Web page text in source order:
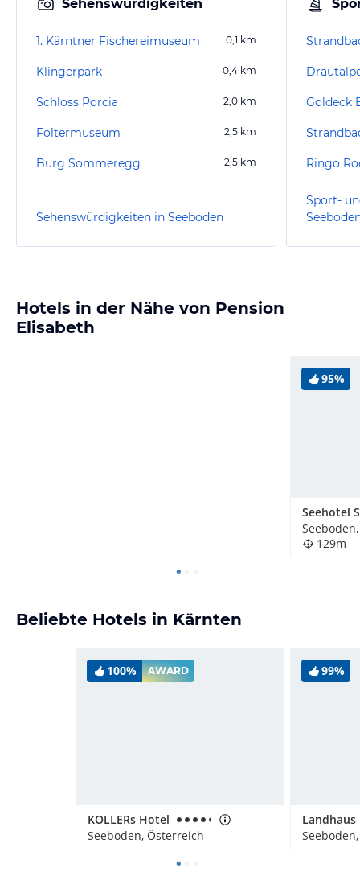
Sehenswürdigkeiten
1. Kärntner Fischereimuseum 0,1 km
Klingerpark 0,4 km
Schloss Porcia 2,0 km
Foltermuseum 2,5 km
Burg Sommeregg 2,5 km
Sehenswürdigkeiten in Seeboden
Goldeck
Ringo
Sport-
Hotels in der Nähe von Pension
Elisabeth
95%
Seehotel
129m
Beliebte Hotels in Kärnten
100% AWARD
KOLLERs Hotel
Seeboden, Österreich
99%
Landhaus